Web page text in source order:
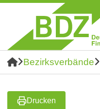
Bezirksverbände
Drucken